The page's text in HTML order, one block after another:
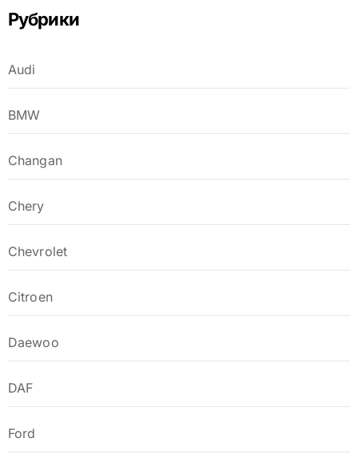
Рубрики
Audi
BMW
Changan
Chery
Chevrolet
Citroen
Daewoo
DAF
Ford